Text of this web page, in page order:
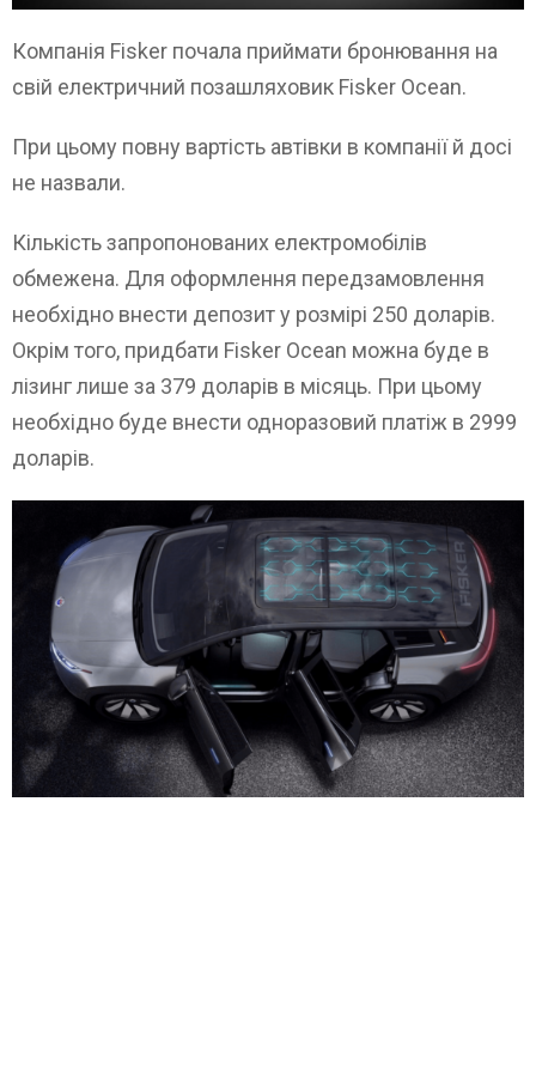
Компанія Fisker почала приймати бронювання на
свій електричний позашляховик Fisker Ocean.
При цьому повну вартість автівки в компанії й досі
не назвали.
Кількість запропонованих електромобілів
обмежена. Для оформлення передзамовлення
необхідно внести депозит у розмірі 250 доларів.
Окрім того, придбати Fisker Ocean можна буде в
лізинг лише за 379 доларів в місяць. При цьому
необхідно буде внести одноразовий платіж в 2999
доларів.